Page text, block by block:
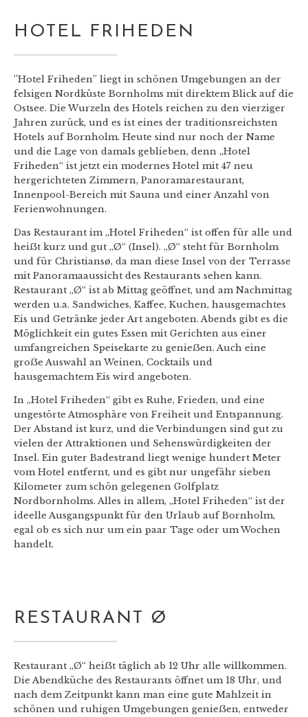
HOTEL FRIHEDEN
”Hotel Friheden” liegt in schönen Umgebungen an der
felsigen Nordküste Bornholms mit direktem Blick auf die
Ostsee. Die Wurzeln des Hotels reichen zu den vierziger
Jahren zurück, und es ist eines der traditionsreichsten
Hotels auf Bornholm. Heute sind nur noch der Name
und die Lage von damals geblieben, denn „Hotel
Friheden“ ist jetzt ein modernes Hotel mit 47 neu
hergerichteten Zimmern, Panoramarestaurant,
Innenpool-Bereich mit Sauna und einer Anzahl von
Ferienwohnungen.
Das Restaurant im „Hotel Friheden“ ist offen für alle und
heiẞt kurz und gut „Ø“ (Insel). „Ø“ steht für Bornholm
und für Christiansø, da man diese Insel von der Terrasse
mit Panoramaaussicht des Restaurants sehen kann.
Restaurant „Ø“ ist ab Mittag geöffnet, und am Nachmittag
werden u.a. Sandwiches, Kaffee, Kuchen, hausgemachtes
Eis und Getränke jeder Art angeboten. Abends gibt es die
Möglichkeit ein gutes Essen mit Gerichten aus einer
umfangreichen Speisekarte zu genieẞen. Auch eine
groẞe Auswahl an Weinen, Cocktails und
hausgemachtem Eis wird angeboten.
In „Hotel Friheden“ gibt es Ruhe, Frieden, und eine
ungestörte Atmosphäre von Freiheit und Entspannung.
Der Abstand ist kurz, und die Verbindungen sind gut zu
vielen der Attraktionen und Sehenswürdigkeiten der
Insel. Ein guter Badestrand liegt wenige hundert Meter
vom Hotel entfernt, und es gibt nur ungefähr sieben
Kilometer zum schön gelegenen Golfplatz
Nordbornholms. Alles in allem, „Hotel Friheden“ ist der
ideelle Ausgangspunkt für den Urlaub auf Bornholm,
egal ob es sich nur um ein paar Tage oder um Wochen
handelt.
RESTAURANT Ø
Restaurant „Ø“ heiẞt täglich ab 12 Uhr alle willkommen.
Die Abendküche des Restaurants öffnet um 18 Uhr, und
nach dem Zeitpunkt kann man eine gute Mahlzeit in
schönen und ruhigen Umgebungen genieẞen, entweder